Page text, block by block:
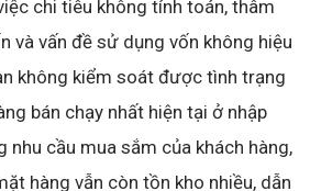
chi tiêu không tính toán, thâm
và vấn đề sử dụng vốn không hiệu
không kiểm soát được tình trạng
bán chạy nhất hiện tại ở nhập
nhu cầu mua sắm của khách hàng,
hàng vẫn còn tồn kho nhiều, dẫn